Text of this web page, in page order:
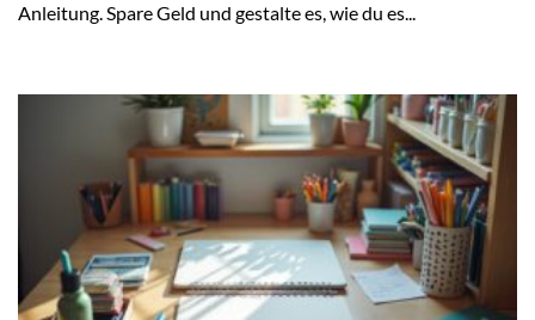
Anleitung. Spare Geld und gestalte es, wie du es...